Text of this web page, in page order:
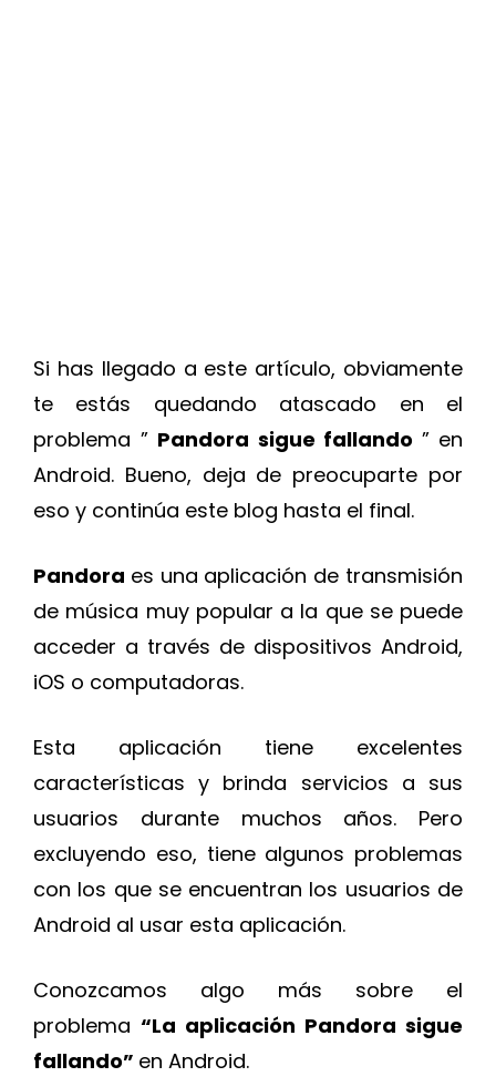
Si has llegado a este artículo, obviamente
te estás quedando atascado en el
problema ” Pandora sigue fallando ” en
Android. Bueno, deja de preocuparte por
eso y continúa este blog hasta el final.
Pandora es una aplicación de transmisión
de música muy popular a la que se puede
acceder a través de dispositivos Android,
iOS o computadoras.
Esta aplicación tiene excelentes
características y brinda servicios a sus
usuarios durante muchos años. Pero
excluyendo eso, tiene algunos problemas
con los que se encuentran los usuarios de
Android al usar esta aplicación.
Conozcamos algo más sobre el
problema “La aplicación Pandora sigue
fallando” en Android.